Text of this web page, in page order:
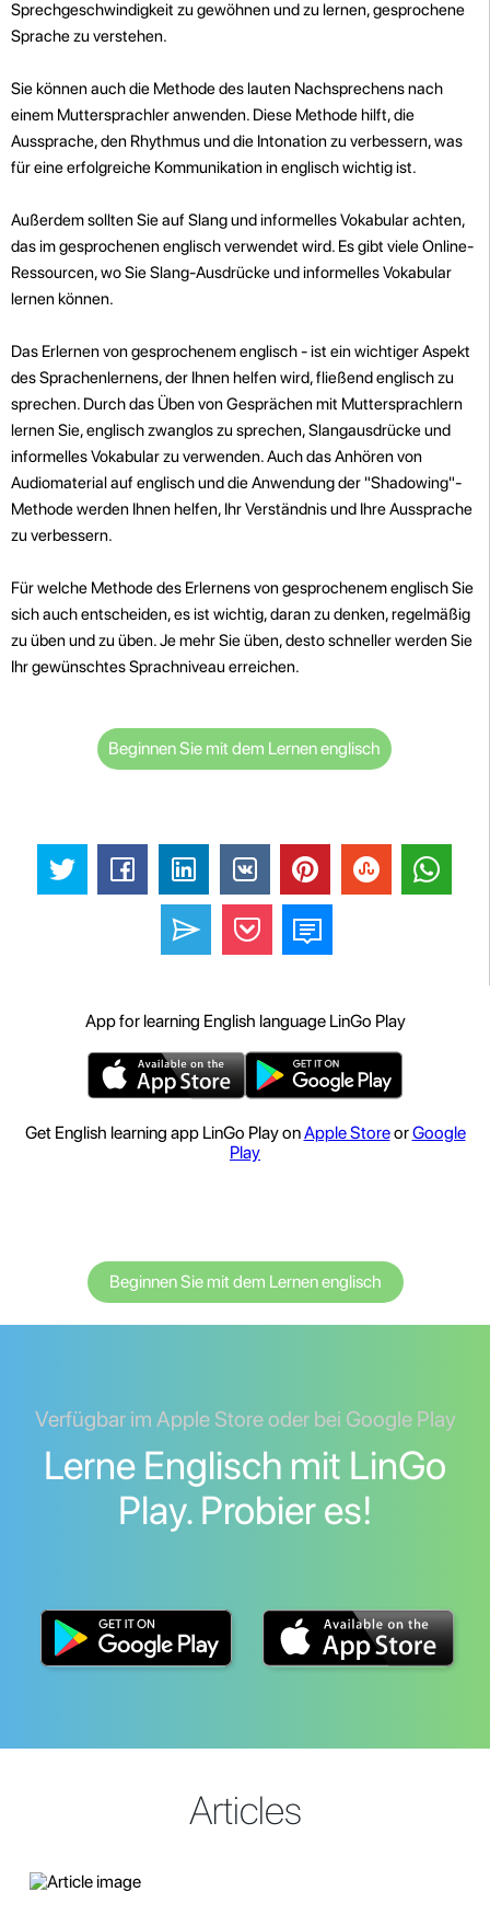
Sprechgeschwindigkeit zu gewöhnen und zu lernen, gesprochene
Sprache zu verstehen.
Sie können auch die Methode des lauten Nachsprechens nach
einem Muttersprachler anwenden. Diese Methode hilft, die
Aussprache, den Rhythmus und die Intonation zu verbessern, was
für eine erfolgreiche Kommunikation in englisch wichtig ist.
Außerdem sollten Sie auf Slang und informelles Vokabular achten,
das im gesprochenen englisch verwendet wird. Es gibt viele Online-
Ressourcen, wo Sie Slang-Ausdrücke und informelles Vokabular
lernen können.
Das Erlernen von gesprochenem englisch - ist ein wichtiger Aspekt
des Sprachenlernens, der Ihnen helfen wird, fließend englisch zu
sprechen. Durch das Üben von Gesprächen mit Muttersprachlern
lernen Sie, englisch zwanglos zu sprechen, Slangausdrücke und
informelles Vokabular zu verwenden. Auch das Anhören von
Audiomaterial auf englisch und die Anwendung der "Shadowing"-
Methode werden Ihnen helfen, Ihr Verständnis und Ihre Aussprache
zu verbessern.
Für welche Methode des Erlernens von gesprochenem englisch Sie
sich auch entscheiden, es ist wichtig, daran zu denken, regelmäßig
zu üben und zu üben. Je mehr Sie üben, desto schneller werden Sie
Ihr gewünschtes Sprachniveau erreichen.
Beginnen Sie mit dem Lernen englisch
App for learning English language LinGo Play
Get English learning app LinGo Play onApple StoreorGoogle
Play
Beginnen Sie mit dem Lernen englisch
Verfügbar im Apple Store oder bei Google Play
Lerne Englisch mit LinGo
Play. Probier es!
Articles